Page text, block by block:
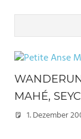
MAHÉ,
1. Dezember